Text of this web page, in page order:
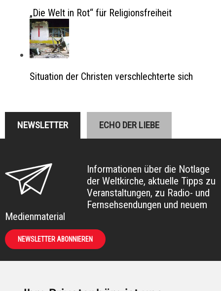
„Die Welt in Rot“ für Religionsfreiheit
Situation der Christen verschlechterte sich
NEWSLETTER ECHO DER LIEBE
Informationen über die Notlage
der Weltkirche, aktuelle Tipps zu
Veranstaltungen, zu Radio- und
Fernsehsendungen und neuem
Medienmaterial
NEWSLETTER ABONNIEREN